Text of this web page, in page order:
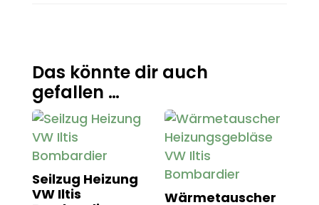
Das könnte dir auch
gefallen …
Seilzug Heizung
VW Iltis
Wärmetauscher